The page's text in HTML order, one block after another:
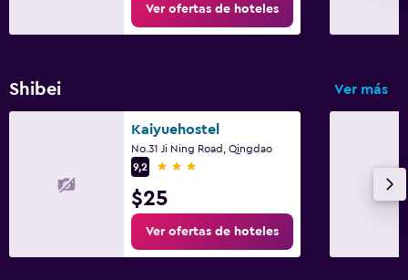
Ver ofertas de hoteles
Shibei Ver más
Kaiyuehostel
No.31 Ji Ning Road, Qingdao
9,2
3 estrellas
$25
Ver ofertas de hoteles